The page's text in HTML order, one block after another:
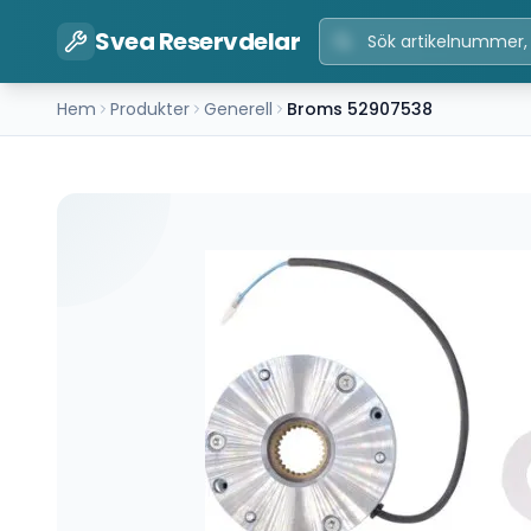
Svea Reservdelar
Hem Produkter Generell Broms 52907538